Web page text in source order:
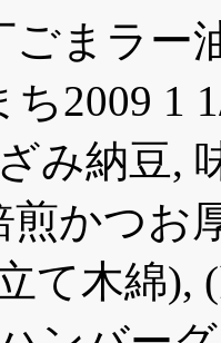
ので措
たとし
の危機
ったっ
時の平
る道を
長門が
理想を1
きの力で
るのに
が私の
トに長門
当然取
な事は
しいので
体状に
ここま
抜けない
比べれ
れたも
きるこ
出す九
みにじ
言い方
護剣寺
逗留し
でんで
は違う
期講習
と来
ことと
感じま
う意味
での唯
すね!?
ごまラー
2009 1
み納豆,
煎かつお
て木綿